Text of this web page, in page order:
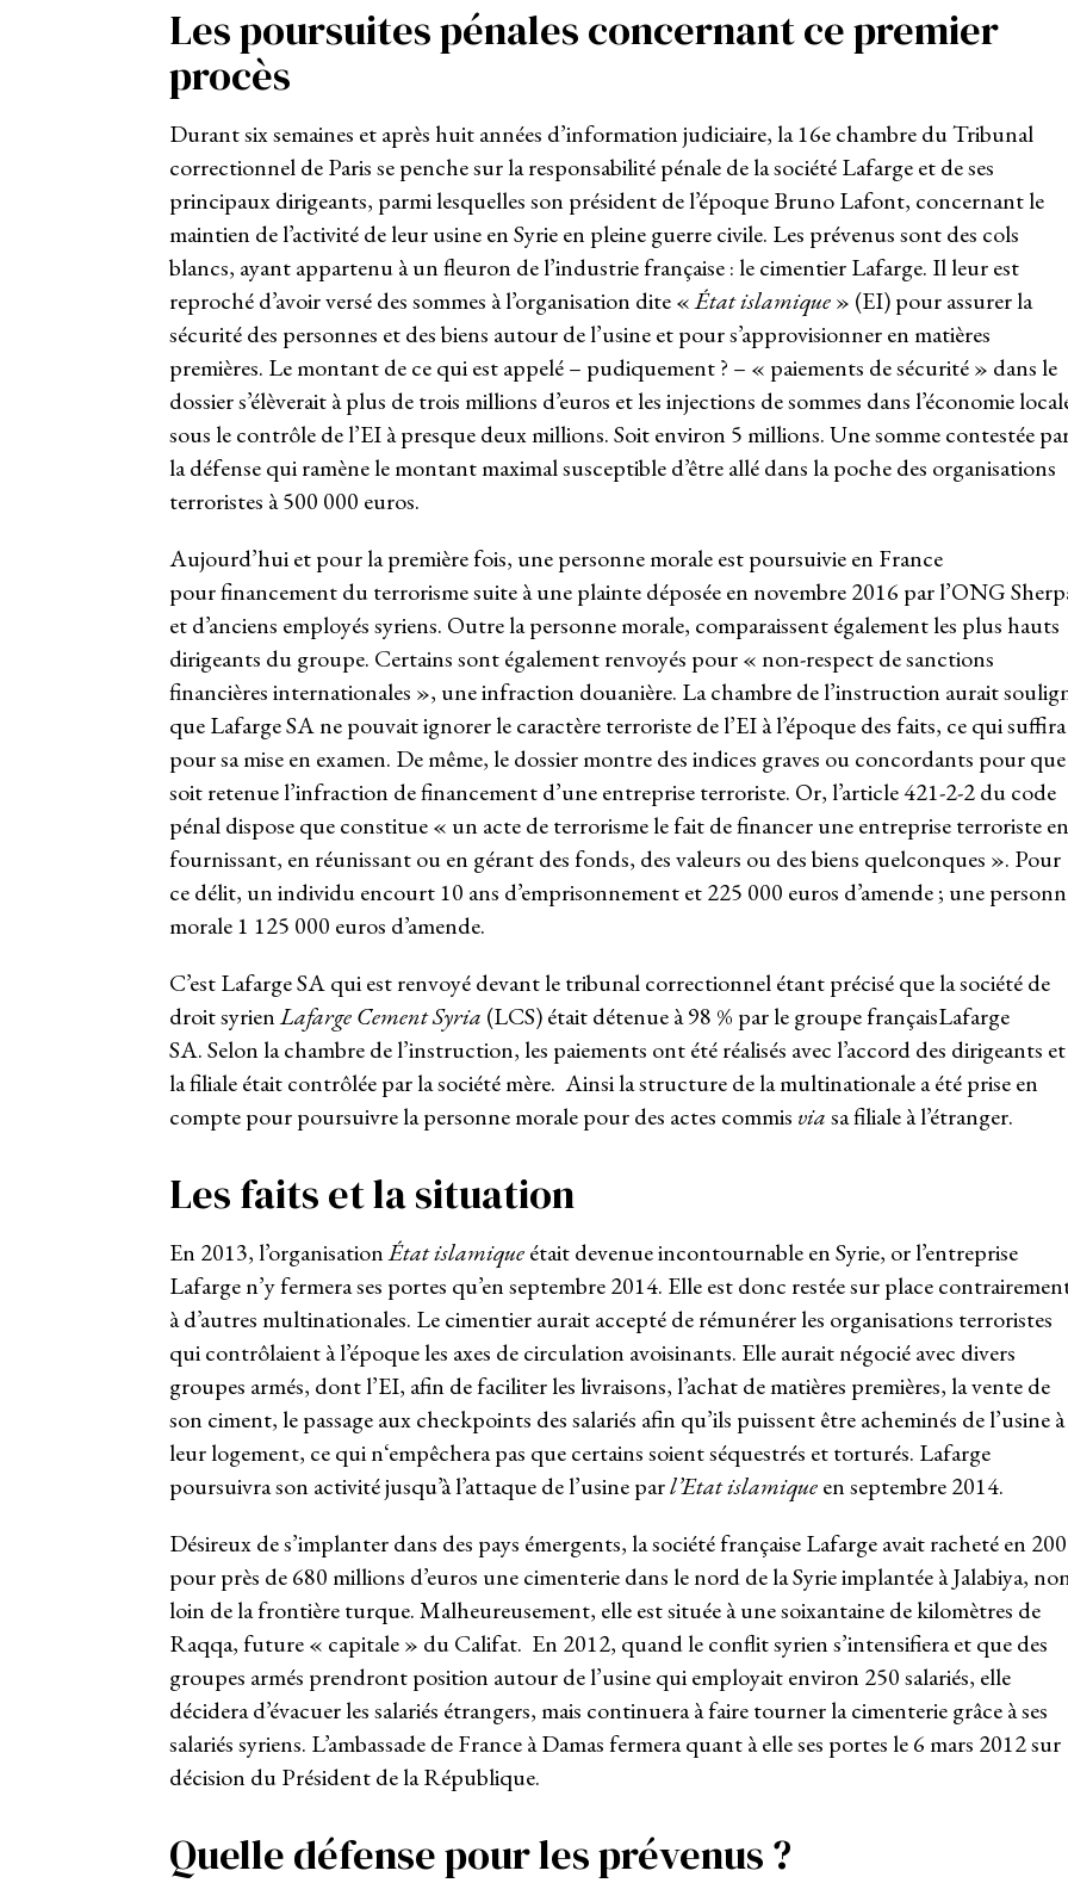
Les poursuites pénales concernant ce premier
procès
Durant six semaines et après huit années d’information judiciaire, la 16echambre du Tribunal
correctionnel de Paris se penche sur la responsabilité pénale de la société Lafarge et de ses
principaux dirigeants, parmi lesquelles son président de l’époque Bruno Lafont, concernant le
maintien de l’activité de leur usine en Syrie en pleine guerre civile. Les prévenus sont des cols
blancs, ayant appartenu à un fleuron de l’industrie française : le cimentier Lafarge. Il leur est
reproché d’avoir versé des sommes à l’organisation dite «État islamique» (EI) pour assurer la
sécurité des personnes et des biens autour de l’usine et pour s’approvisionner en matières
premières. Le montant de ce qui est appelé – pudiquement ? – « paiements de sécurité » dans le
dossier s’élèverait à plus de trois millions d’euros et les injections de sommes dans l’économie
sous le contrôle de l’EI à presque deux millions. Soit environ 5 millions. Une somme contestée
la défense qui ramène le montant maximal susceptible d’être allé dans la poche des organisations
terroristes à 500 000 euros.
Aujourd’hui et pour la première fois, une personne morale est poursuivie en France
pour financement du terrorisme suite à une plainte déposée en novembre 2016 par l’ONG
et d’anciens employés syriens. Outre la personne morale, comparaissent également les plus hauts
dirigeants du groupe. Certains sont également renvoyés pour « non-respect de sanctions
financières internationales », une infraction douanière. La chambre de l’instruction aurait
que Lafarge SA ne pouvait ignorer le caractère terroriste de l’EI à l’époque des faits, ce qui suffira
pour sa mise en examen. De même, le dossier montre des indices graves ou concordants pour que
soit retenue l’infraction de financement d’une entreprise terroriste. Or, l’article 421-2-2 du code
pénal dispose que constitue « un acte de terrorisme le fait de financer une entreprise terroriste en
fournissant, en réunissant ou en gérant des fonds, des valeurs ou des biens quelconques ». Pour
ce délit, un individu encourt 10 ans d’emprisonnement et 225 000 euros d’amende ; une
morale 1 125 000 euros d’amende.
C’est Lafarge SA qui est renvoyé devant le tribunal correctionnel étant précisé que la société de
droit syrienLafarge Cement Syria (LCS) était détenue à 98 % par le groupe françaisLafarge
SA. Selon la chambre de l’instruction, les paiements ont été réalisés avec l’accord des dirigeants et
la filiale était contrôlée par la société mère. Ainsi la structure de la multinationale a été prise en
compte pour poursuivre la personne morale pour des actes commis viasa filiale à l’étranger.
Les faits et la situation
En 2013, l’organisationÉtat islamiqueétait devenue incontournable en Syrie, or l’entreprise
Lafarge n’y fermera ses portes qu’en septembre 2014. Elle est donc restée sur place
à d’autres multinationales. Le cimentier aurait accepté de rémunérer les organisations terroristes
qui contrôlaient à l’époque les axes de circulation avoisinants. Elle aurait négocié avec divers
groupes armés, dont l’EI, afin de faciliter les livraisons, l’achat de matières premières, la vente de
son ciment, le passage aux checkpoints des salariés afin qu’ils puissent être acheminés de l’usine à
leur logement, ce qui n‘empêchera pas que certains soient séquestrés et torturés. Lafarge
poursuivra son activité jusqu’à l’attaque de l’usine parl’Etat islamiqueen septembre 2014.
Désireux de s’implanter dans des pays émergents, la société française Lafarge avait racheté en
pour près de 680 millions d’euros une cimenterie dans le nord de la Syrie implantée à Jalabiya,
loin de la frontière turque. Malheureusement, elle est située à une soixantaine de kilomètres de
Raqqa, future « capitale » du Califat. En 2012, quand le conflit syrien s’intensifiera et que des
groupes armés prendront position autour de l’usine qui employait environ 250 salariés, elle
décidera d’évacuer les salariés étrangers, mais continuera à faire tourner la cimenterie grâce à ses
salariés syriens. L’ambassade de France à Damas fermera quant à elle ses portes le 6 mars 2012 sur
décision du Président de la République.
Quelle défense pour les prévenus ?